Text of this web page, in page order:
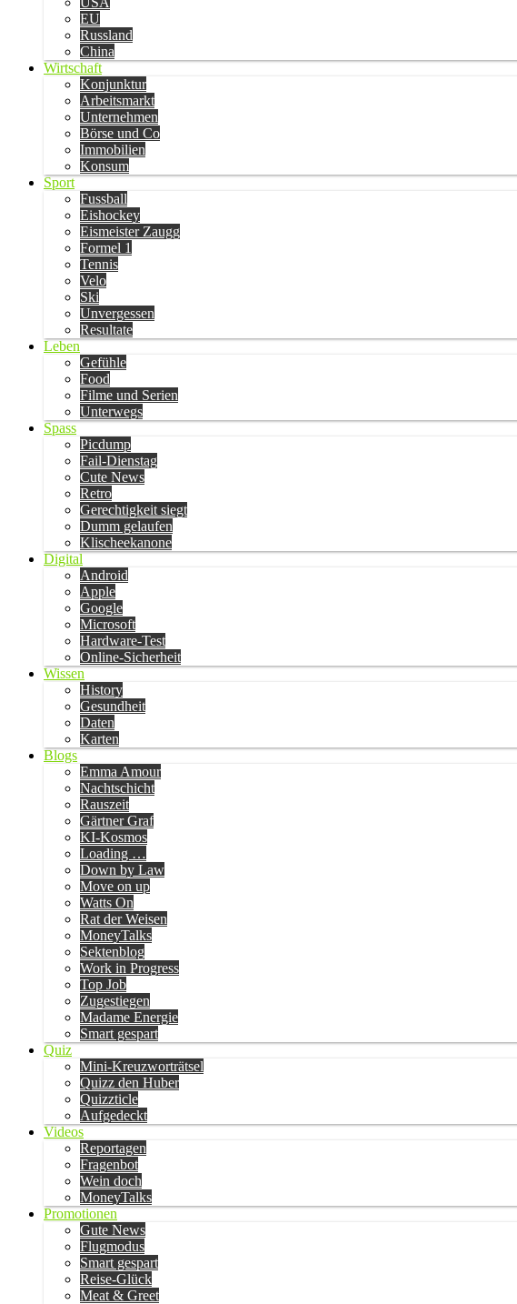
EU
Russland
China
Wirtschaft
Konjunktur
Arbeitsmarkt
Unternehmen
Börse und Co
Immobilien
Konsum
Sport
Fussball
Eishockey
Eismeister Zaugg
Formel 1
Tennis
Velo
Ski
Unvergessen
Resultate
Leben
Gefühle
Food
Filme und Serien
Unterwegs
Spass
Picdump
Fail-Dienstag
Cute News
Retro
Gerechtigkeit siegt
Dumm gelaufen
Klischeekanone
Digital
Android
Apple
Google
Microsoft
Hardware-Test
Online-Sicherheit
Wissen
History
Gesundheit
Daten
Karten
Blogs
Emma Amour
Nachtschicht
Rauszeit
Gärtner Graf
KI-Kosmos
Loading …
Down by Law
Move on up
Watts On
Rat der Weisen
MoneyTalks
Sektenblog
Work in Progress
Top Job
Zugestiegen
Madame Energie
Smart gespart
Quiz
Mini-Kreuzworträtsel
Quizz den Huber
Quizzticle
Aufgedeckt
Videos
Reportagen
Fragenbot
Wein doch
MoneyTalks
Promotionen
Gute News
Flugmodus
Smart gespart
Reise-Glück
Meat & Greet